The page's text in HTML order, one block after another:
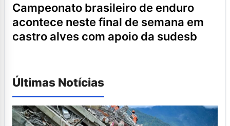
campeonato brasileiro de enduro
acontece neste final de semana em
castro alves com apoio da sudesb
Últimas Notícias